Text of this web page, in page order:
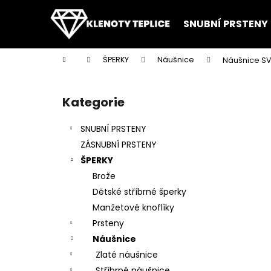
SNUBNÍ PRSTENY
Domů ŠPERKY Náušnice Náušnice
Přeskočit
kategorie
Kategorie
SNUBNÍ PRSTENY
ZÁSNUBNÍ PRSTENY
ŠPERKY
Brože
Dětské stříbrné šperky
Manžetové knoflíky
Prsteny
Náušnice
Zlaté náušnice
í
Zpět
do
Zpět
do